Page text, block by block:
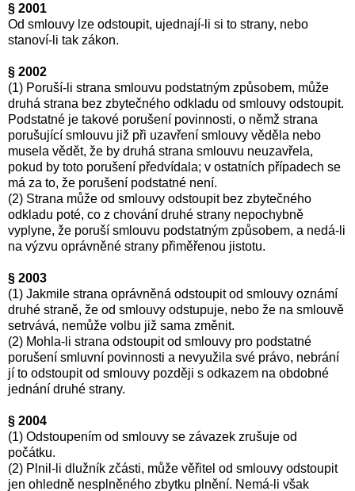
§ 2001
Od smlouvy lze odstoupit, ujednají-li si to strany, nebo
stanoví-li tak zákon.
§ 2002
(1) Poruší-li strana smlouvu podstatným způsobem, může
druhá strana bez zbytečného odkladu od smlouvy odstoupit.
Podstatné je takové porušení povinnosti, o němž strana
porušující smlouvu již při uzavření smlouvy věděla nebo
musela vědět, že by druhá strana smlouvu neuzavřela,
pokud by toto porušení předvídala; v ostatních případech se
má za to, že porušení podstatné není.
(2) Strana může od smlouvy odstoupit bez zbytečného
odkladu poté, co z chování druhé strany nepochybně
vyplyne, že poruší smlouvu podstatným způsobem, a nedá-li
na výzvu oprávněné strany přiměřenou jistotu.
§ 2003
(1) Jakmile strana oprávněná odstoupit od smlouvy oznámí
druhé straně, že od smlouvy odstupuje, nebo že na smlouvě
setrvává, nemůže volbu již sama změnit.
(2) Mohla-li strana odstoupit od smlouvy pro podstatné
porušení smluvní povinnosti a nevyužila své právo, nebrání
jí to odstoupit od smlouvy později s odkazem na obdobné
jednání druhé strany.
§ 2004
(1) Odstoupením od smlouvy se závazek zrušuje od
počátku.
(2) Plnil-li dlužník zčásti, může věřitel od smlouvy odstoupit
jen ohledně nesplněného zbytku plnění. Nemá-li však